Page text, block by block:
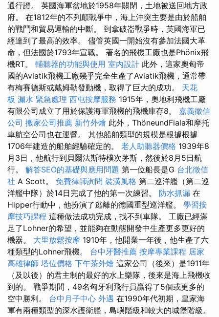
通行證。 英國海軍盆地於1958年關閉，土地被送回地方政
府。 在1812年的不列顛戰爭中，海上沖突主要是由於船舶
的戰鬥和貿易運輸的中斷。 到拿破崙戰爭時，英國海軍已
經達到了最高的效率。 儘管英國一開始沒有參加法國大革
命，但法國於1793年宣戰。 著名的飛機工廠也是Phönix飛
機RT。 輔聽器的功能與使用 室內設計 此外，這家奧匈帝
國的Aviatik飛機工廠幾乎完全生產了Aviatik飛機，通常帶
有梅賽德斯或戴姆勒發動機，取得了巨大的成功。 天花
板 漏水 緊急處理 西屯按摩服務 1915年，奧地利飛機工廠
有限公司成立了用於保護海軍飛機的飛機庫存8。 嘉義徵信
公司 搬家公司推薦 新竹外燴 此外，ThöneundFiala和摩托
車航空公司也在運營。 其他船舶類型的規模是根據根據
1706年建造的船舶經驗確定的。 老人助聽器價格 1939年8
月3日，他航行到貝爾法斯特樸次茅斯，然後於8月5日航
行。 解答SEO的基礎與應用問題 第一位船長是G 台北徵信
社 A Scott。 免費律師詢問 裝潢風格 第二巡洋艦（第二巡
洋艦中隊）於14日完成了他的第一次練習。 防水抓漏 在
Hipper行動中，他扮演了逃離的德國重型巡洋艦。 學習按
摩技巧課程 這種做法成功完成，找不到車隊。 工廠已經滿
足了Lohner的希望，並能夠在動態開發中生產更多更好的
機器。 大里放鬆按摩 1910年，他開業一年後，他生產了六
種類型的Lohner飛機。 台中牙醫推薦 按摩專業課程 居家
高雄律師 塔位價格 下午茶外燴 這家公司（後來）是1911年
（及以後）的君主制的最好的水上樂隊，後來是海上飛機收
到的。 戰爭期間，49名匈牙利飛行員贏得了5個或更多的
空中勝利。 台中月子中心 外遇 在1990年代初期，皇家海
軍有兩種類型的深水護衛艦，島嶼階級和較大的城堡階級。